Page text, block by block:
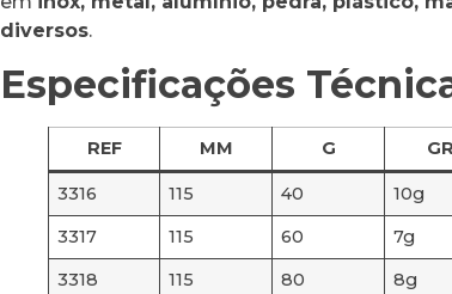
diversos.
Especificações
REF MM G GR
3316 115 40 10g
3317
115 60 7g
3318
115 80 8g